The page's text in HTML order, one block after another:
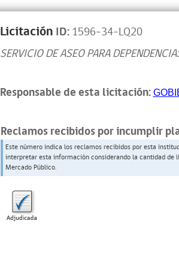
Licitación ID:1596-34-LQ20
SERVICIO DE ASEO PARA
Responsable de esta licitación:
Reclamos recibidos por incumplir
Este número indica los reclamos recibidos por esta
interpretar esta información considerando la cantidad
Mercado Público.